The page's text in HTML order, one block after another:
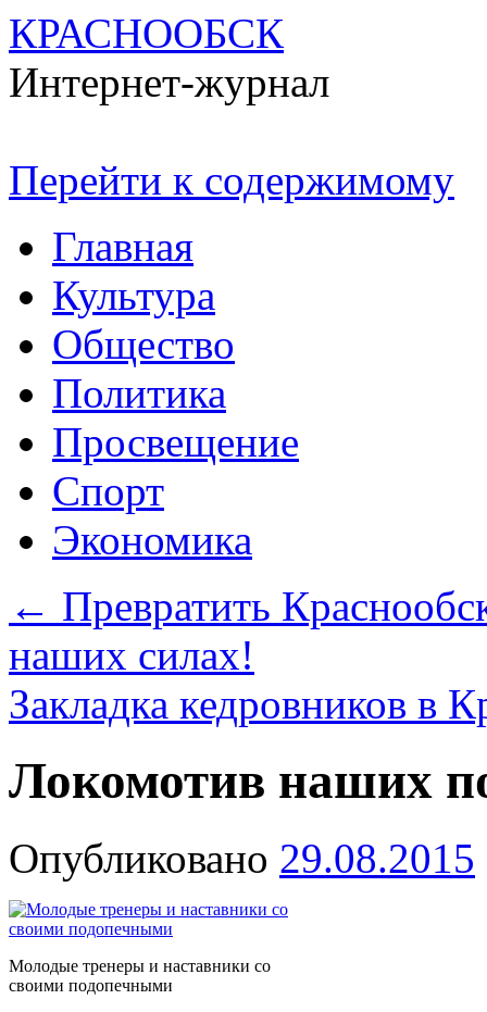
КРАСНООБСК
Интернет-журнал
Перейти к содержимому
Главная
Культура
Общество
Политика
Просвещение
Спорт
Экономика
← Превратить
наших силах!
Закладка кедровников в
Локомотив наших
Опубликовано 29.08.2015
Молодые тренеры и наставники со
своими подопечными